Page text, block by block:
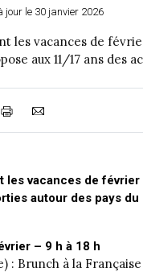
jour le 30 janvier 2026
les vacances de
aux 11/17 ans des
les vacances de
autour des pays du
– 9 h à 18 h
: Brunch à la